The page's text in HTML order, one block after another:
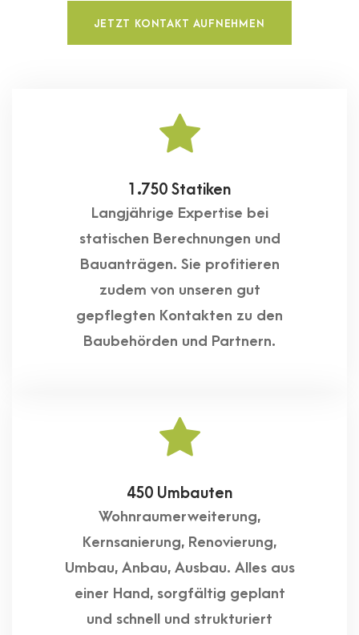
JETZT KONTAKT AUFNEHMEN
1.750 Statiken
Langjährige Expertise bei
statischen Berechnungen und
Bauanträgen. Sie profitieren
zudem von unseren gut
gepflegten Kontakten zu den
Baubehörden und Partnern.
450 Umbauten
Wohnraumerweiterung,
Kernsanierung, Renovierung,
Umbau, Anbau, Ausbau. Alles aus
einer Hand, sorgfältig geplant
und schnell und strukturiert